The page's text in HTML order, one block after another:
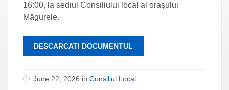
16:00, la sediul Consiliului local al orașului
Măgurele.
DESCARCATI DOCUMENTUL
June 22, 2026 in Consiliul Local